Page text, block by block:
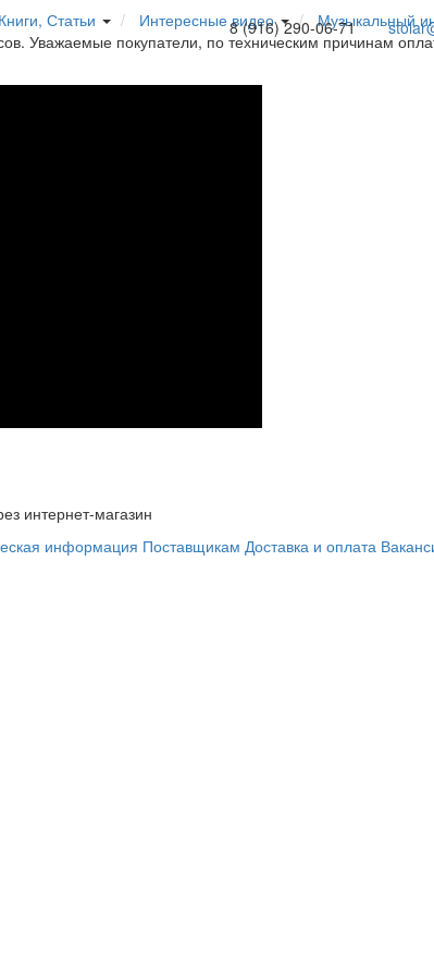
8 (916) 290-06-71
Статьи Интересные видео
Музыкальный
Уважаемые покупатели, по техническим причинам
интернет-магазин
информация Поставщикам Доставка и оплата